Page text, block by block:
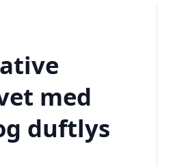
med
duftlys